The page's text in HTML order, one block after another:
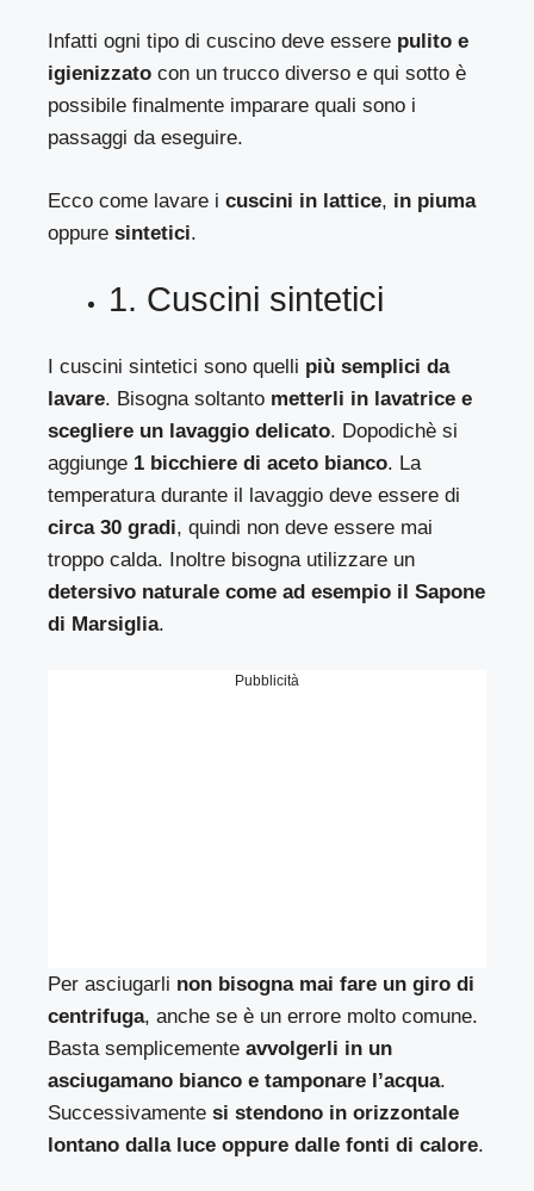
Infatti ogni tipo di cuscino deve essere pulito e
igienizzato con un trucco diverso e qui sotto è
possibile finalmente imparare quali sono i
passaggi da eseguire.
Ecco come lavare icuscini in lattice, in piuma
oppure sintetici.
1. Cuscini sintetici
I cuscini sintetici sono quelli più semplici da
lavare. Bisogna soltanto metterli in lavatrice e
scegliere un lavaggio delicato. Dopodichè si
aggiunge 1 bicchiere di aceto bianco. La
temperatura durante il lavaggio deve essere di
circa 30 gradi, quindi non deve essere mai
troppo calda. Inoltre bisogna utilizzare un
detersivo naturale come ad esempio il Sapone
di Marsiglia.
Pubblicità
Per asciugarli non bisogna mai fare un giro di
centrifuga, anche se è un errore molto comune.
Basta semplicemente avvolgerli in un
asciugamano bianco e tamponare l’acqua.
Successivamente si stendono in orizzontale
lontano dalla luce oppure dalle fonti di calore.